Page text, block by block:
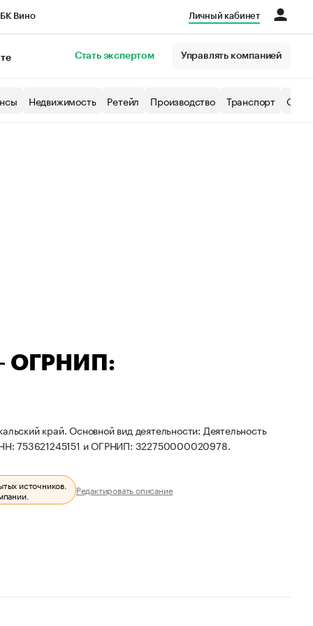
Вино Личный кабинет
Стать экспертом Управлять компанией
Недвижимость Ретейл Производство Транспорт
ОГРНИП:
край. Основной вид деятельности: Деятельность
753621245151 и ОГРНИП: 322750000020978.
источников.
Редактировать описание